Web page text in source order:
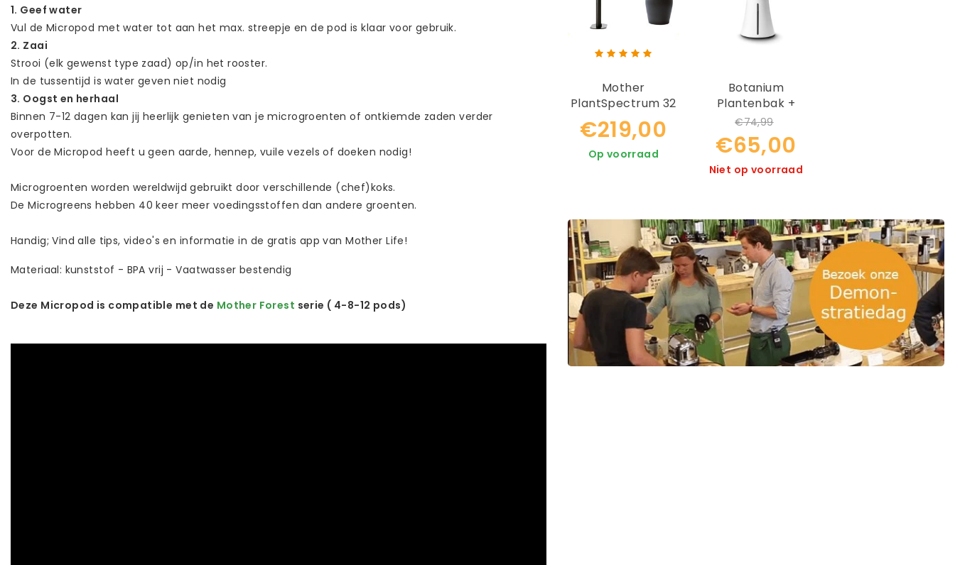
1. Geef water
Vul de Micropod met water tot aan het max. streepje en de pod is klaar voor gebruik.
2. Zaai
Strooi (elk gewenst type zaad) op/in het rooster.
In de tussentijd is water geven niet nodig
3. Oogst en herhaal
Binnen 7-12 dagen kan jij heerlijk genieten van je microgroenten of ontkiemde zaden verder
overpotten.
Voor de Micropod heeft u geen aarde, hennep, vuile vezels of doeken nodig!
Microgroenten worden wereldwijd gebruikt door verschillende (chef)koks.
De Microgreens hebben 40 keer meer voedingsstoffen dan andere groenten.
Handig; Vind alle tips, video's en informatie in de gratis app van Mother Life!
Materiaal: kunststof - BPA vrij - Vaatwasser bestendig
Deze Micropod is compatible met de Mother Forest serie ( 4-8-12 pods)
Mother
PlantSpectrum 32
Led Kweeklamp
€219,00
Op voorraad
Botanium
Plantenbak +
Gratis Startpakket
€74,99
€65,00
Niet op voorraad